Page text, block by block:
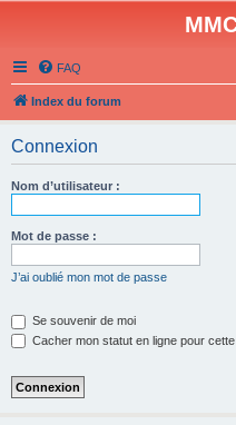
FAQ
Index du forum
Connexion
Nom d’utilisateur :
Mot de passe :
J’ai oublié mon mot de passe
Se souvenir de moi
Cacher mon statut en ligne pour